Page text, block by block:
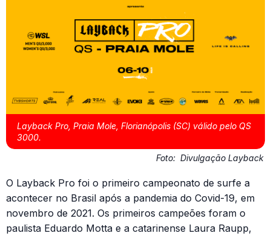
Layback Pro, Praia Mole, Florianópolis (SC) válido pelo QS
3000.
Foto: Divulgação Layback
O Layback Pro foi o primeiro campeonato de surfe a
acontecer no Brasil após a pandemia do Covid-19, em
novembro de 2021. Os primeiros campeões foram o
paulista Eduardo Motta e a catarinense Laura Raupp,